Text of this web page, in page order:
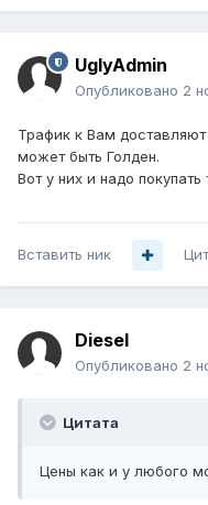
UglyAdmin
Опубликовано 2
Трафик к Вам
может быть Голден.
Вот у них и надо покупать
Вставить ник
Diesel
Опубликовано 2
Цитата
Цены как и у любого